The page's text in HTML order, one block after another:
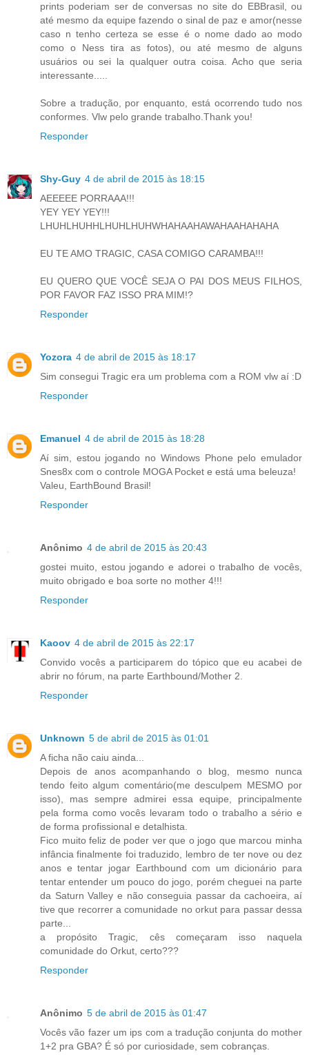
prints poderiam ser de conversas no site do EBBrasil, ou
até mesmo da equipe fazendo o sinal de paz e amor(nesse
caso n tenho certeza se esse é o nome dado ao modo
como o Ness tira as fotos), ou até mesmo de alguns
usuários ou sei la qualquer outra coisa. Acho que seria
interessante.....
Sobre a tradução, por enquanto, está ocorrendo tudo nos
conformes. Vlw pelo grande trabalho.Thank you!
Responder
Shy-Guy 4 de abril de 2015 às 18:15
AEEEEE PORRAAA!!!
YEY YEY YEY!!!
LHUHLHUHHLHUHLHUHWHAHAAHAWAHAAHAHAHA
EU TE AMO TRAGIC, CASA COMIGO CARAMBA!!!
EU QUERO QUE VOCÊ SEJA O PAI DOS MEUS FILHOS,
POR FAVOR FAZ ISSO PRA MIM!?
Responder
Yozora 4 de abril de 2015 às 18:17
Sim consegui Tragic era um problema com a ROM vlw aí :D
Responder
Emanuel 4 de abril de 2015 às 18:28
Aí sim, estou jogando no Windows Phone pelo emulador
Snes8x com o controle MOGA Pocket e está uma beleuza!
Valeu, EarthBound Brasil!
Responder
Anônimo 4 de abril de 2015 às 20:43
gostei muito, estou jogando e adorei o trabalho de vocês,
muito obrigado e boa sorte no mother 4!!!
Responder
Kaoov 4 de abril de 2015 às 22:17
Convido vocês a participarem do tópico que eu acabei de
abrir no fórum, na parte Earthbound/Mother 2.
Responder
Unknown 5 de abril de 2015 às 01:01
A ficha não caiu ainda...
Depois de anos acompanhando o blog, mesmo nunca
tendo feito algum comentário(me desculpem MESMO por
isso), mas sempre admirei essa equipe, principalmente
pela forma como vocês levaram todo o trabalho a sério e
de forma profissional e detalhista.
Fico muito feliz de poder ver que o jogo que marcou minha
infância finalmente foi traduzido, lembro de ter nove ou dez
anos e tentar jogar Earthbound com um dicionário para
tentar entender um pouco do jogo, porém cheguei na parte
da Saturn Valley e não conseguia passar da cachoeira, aí
tive que recorrer a comunidade no orkut para passar dessa
parte...
a propósito Tragic, cês começaram isso naquela
comunidade do Orkut, certo???
Responder
Anônimo 5 de abril de 2015 às 01:47
Vocês vão fazer um ips com a tradução conjunta do mother
1+2 pra GBA? É só por curiosidade, sem cobranças.